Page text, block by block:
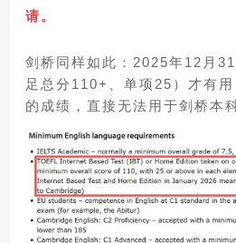
请。
剑桥同样如此：2025年12月
足总分110+、单项25）才有
的成绩，直接无法用于剑桥本